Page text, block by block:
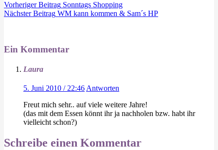
VorherigerBeitrag Sonntags Shopping
NächsterBeitrag WM kann kommen & Sam´s HP
Ein Kommentar
Laura
5. Juni 2010 / 22:46Antworten
Freut mich sehr.. auf viele weitere Jahre!
(das mit dem Essen könnt ihr ja nachholen bzw. habt ihr
vielleicht schon?)
Schreibe einen Kommentar